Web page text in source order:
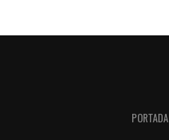
PORTADA